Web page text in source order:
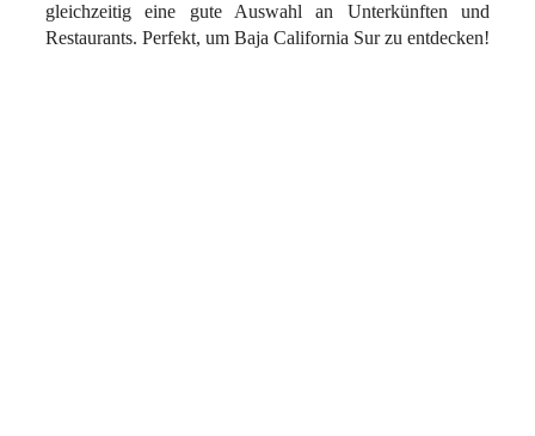
gleichzeitig eine gute Auswahl an Unterkünften und
Restaurants. Perfekt, um Baja California Sur zu entdecken!